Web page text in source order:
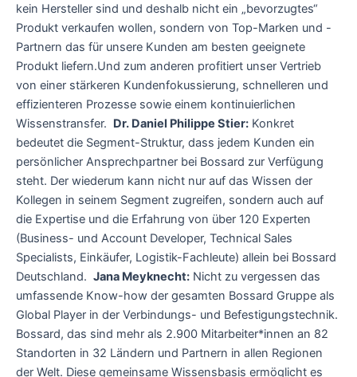
kein Hersteller sind und deshalb nicht ein „bevorzugtes“
Produkt verkaufen wollen, sondern von Top-Marken und -
Partnern das für unsere Kunden am besten geeignete
Produkt liefern.Und zum anderen profitiert unser Vertrieb
von einer stärkeren Kundenfokussierung, schnelleren und
effizienteren Prozesse sowie einem kontinuierlichen
Wissenstransfer. Dr. Daniel Philippe Stier: Konkret
bedeutet die Segment-Struktur, dass jedem Kunden ein
persönlicher Ansprechpartner bei Bossard zur Verfügung
steht. Der wiederum kann nicht nur auf das Wissen der
Kollegen in seinem Segment zugreifen, sondern auch auf
die Expertise und die Erfahrung von über 120 Experten
(Business- und Account Developer, Technical Sales
Specialists, Einkäufer, Logistik-Fachleute) allein bei Bossard
Deutschland. Jana Meyknecht: Nicht zu vergessen das
umfassende Know-how der gesamten Bossard Gruppe als
Global Player in der Verbindungs- und Befestigungstechnik.
Bossard, das sind mehr als 2.900 Mitarbeiter*innen an 82
Standorten in 32 Ländern und Partnern in allen Regionen
der Welt. Diese gemeinsame Wissensbasis ermöglicht es